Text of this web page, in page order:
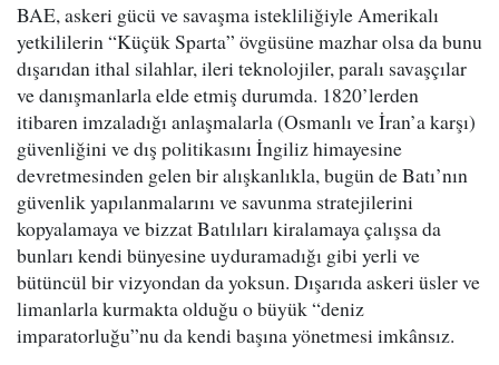
BAE, askeri gücü ve savaşma istekliliğiyle Amerikalı
yetkililerin “Küçük Sparta” övgüsüne mazhar olsa da bunu
dışarıdan ithal silahlar, ileri teknolojiler, paralı savaşçılar
ve danışmanlarla elde etmiş durumda. 1820’lerden
itibaren imzaladığı anlaşmalarla (Osmanlı ve İran’a karşı)
güvenliğini ve dış politikasını İngiliz himayesine
devretmesinden gelen bir alışkanlıkla, bugün de Batı’nın
güvenlik yapılanmalarını ve savunma stratejilerini
kopyalamaya ve bizzat Batılıları kiralamaya çalışsa da
bunları kendi bünyesine uyduramadığı gibi yerli ve
bütüncül bir vizyondan da yoksun. Dışarıda askeri üsler ve
limanlarla kurmakta olduğu o büyük “deniz
imparatorluğu”nu da kendi başına yönetmesi imkânsız.